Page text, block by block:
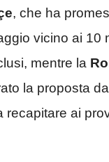
, che ha
vicino ai 10
mentre la
la proposta
recapitare ai